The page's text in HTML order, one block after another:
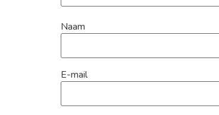
Naam
E-mail